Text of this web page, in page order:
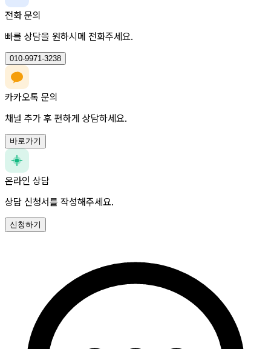
전화 문의
빠를 상담을 원하시메 전화주세요.
010-9971-3238
카카오톡 문의
채널 추가 후 편하게 상담하세요.
바로가기
온라인 상담
상담 신청서를 작성해주세요.
신청하기